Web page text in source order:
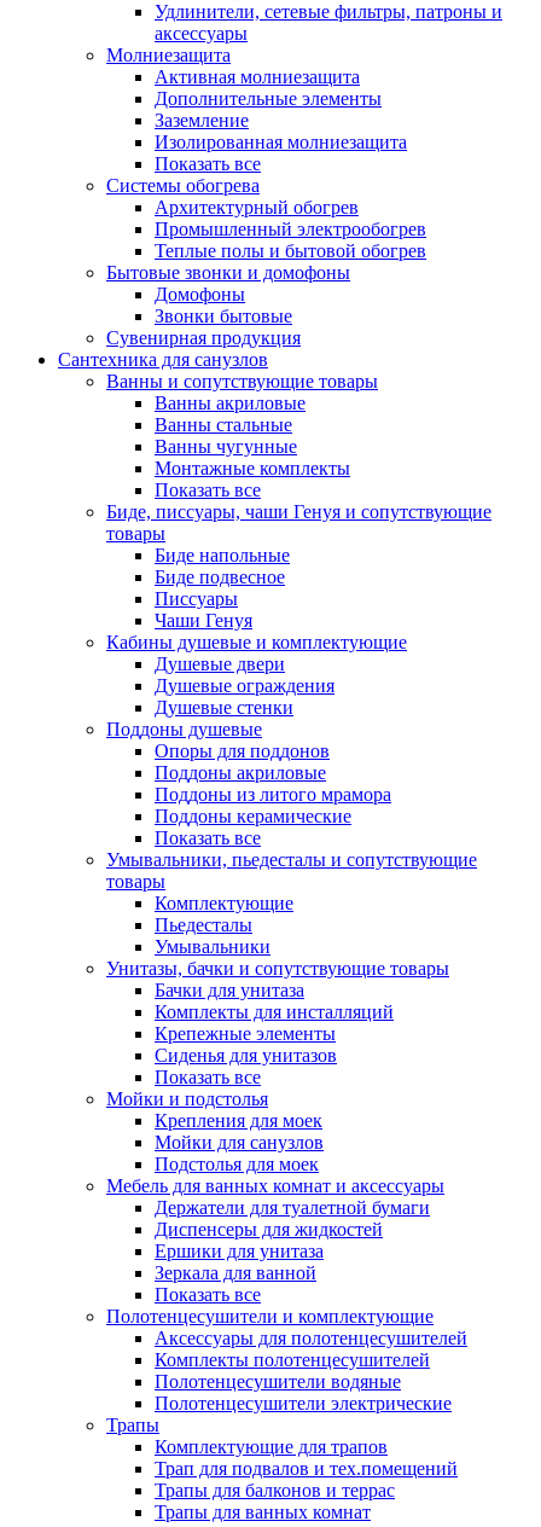
Удлинители, сетевые фильтры, патроны и
аксессуары
Молниезащита
Активная молниезащита
Дополнительные элементы
Заземление
Изолированная молниезащита
Показать все
Системы обогрева
Архитектурный обогрев
Промышленный электрообогрев
Теплые полы и бытовой обогрев
Бытовые звонки и домофоны
Домофоны
Звонки бытовые
Сувенирная продукция
Сантехника для санузлов
Ванны и сопутствующие товары
Ванны акриловые
Ванны стальные
Ванны чугунные
Монтажные комплекты
Показать все
Биде, писсуары, чаши Генуя и сопутствующие
товары
Биде напольные
Биде подвесное
Писсуары
Чаши Генуя
Кабины душевые и комплектующие
Душевые двери
Душевые ограждения
Душевые стенки
Поддоны душевые
Опоры для поддонов
Поддоны акриловые
Поддоны из литого мрамора
Поддоны керамические
Показать все
Умывальники, пьедесталы и сопутствующие
товары
Комплектующие
Пьедесталы
Умывальники
Унитазы, бачки и сопутствующие товары
Бачки для унитаза
Комплекты для инсталляций
Крепежные элементы
Сиденья для унитазов
Показать все
Мойки и подстолья
Крепления для моек
Мойки для санузлов
Подстолья для моек
Мебель для ванных комнат и аксессуары
Держатели для туалетной бумаги
Диспенсеры для жидкостей
Ершики для унитаза
Зеркала для ванной
Показать все
Полотенцесушители и комплектующие
Аксессуары для полотенцесушителей
Комплекты полотенцесушителей
Полотенцесушители водяные
Полотенцесушители электрические
Трапы
Комплектующие для трапов
Трап для подвалов и тех.помещений
Трапы для балконов и террас
Трапы для ванных комнат